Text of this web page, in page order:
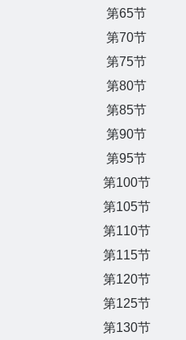
第65节
第70节
第75节
第80节
第85节
第90节
第95节
第100节
第105节
第110节
第115节
第120节
第125节
第130节